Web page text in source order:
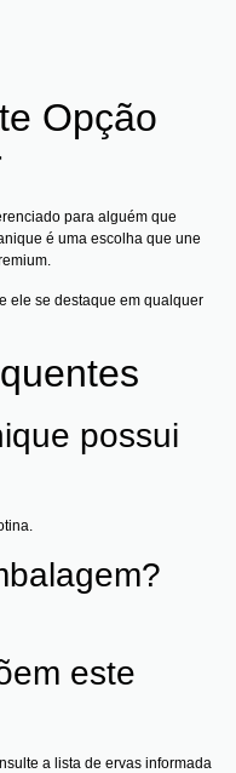
Opção
para alguém que
é uma escolha que une
ele se destaque em qualquer
possui
este
a lista de ervas informada